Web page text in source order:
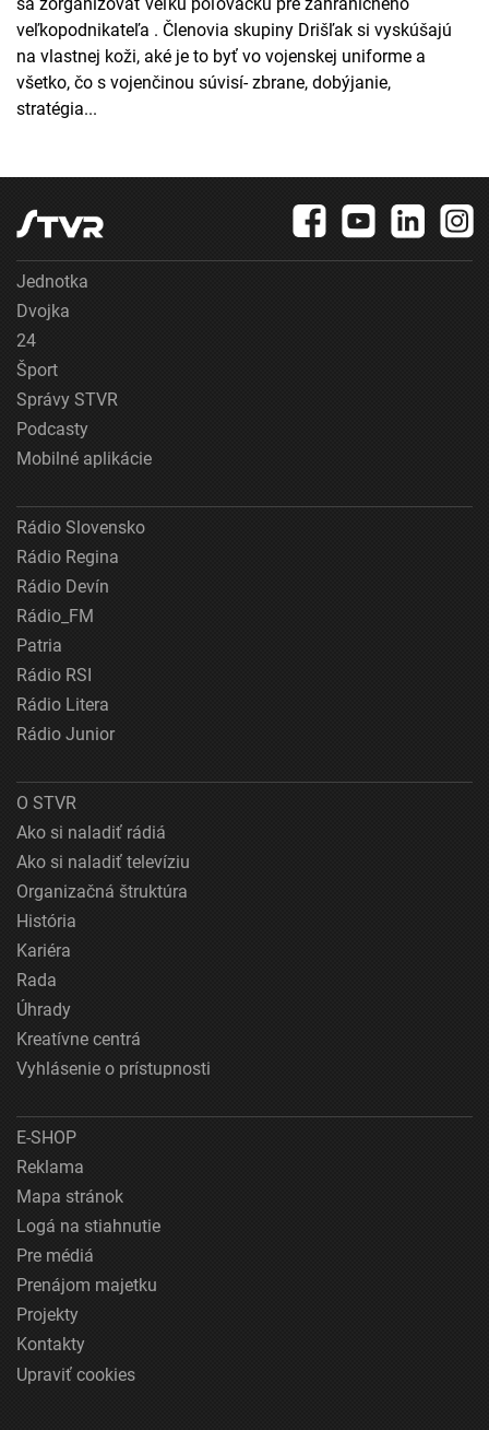
veľkopodnikateľa . Členovia skupiny Drišľak si vyskúšajú
na vlastnej koži, aké je to byť vo vojenskej uniforme a
všetko, čo s vojenčinou súvisí- zbrane, dobýjanie,
stratégia...
Jednotka
Dvojka
24
Šport
Správy STVR
Podcasty
Mobilné aplikácie
Rádio Slovensko
Rádio Regina
Rádio Devín
Rádio_FM
Patria
Rádio RSI
Rádio Litera
Rádio Junior
O STVR
Ako si naladiť rádiá
Ako si naladiť televíziu
Organizačná štruktúra
História
Kariéra
Rada
Úhrady
Kreatívne centrá
Vyhlásenie o prístupnosti
E-SHOP
Reklama
Mapa stránok
Logá na stiahnutie
Pre médiá
Prenájom majetku
Projekty
Kontakty
Upraviť cookies